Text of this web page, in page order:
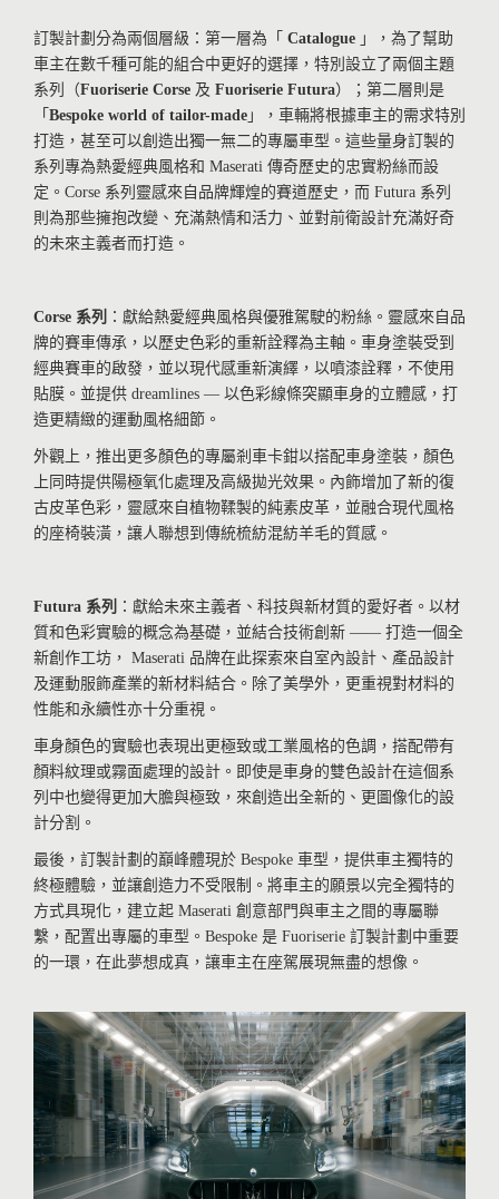
訂製計劃分為兩個層級：第一層為「 Catalogue 」，為了幫助
車主在數千種可能的組合中更好的選擇，特別設立了兩個主題
系列（Fuoriserie Corse 及 Fuoriserie Futura）；第二層則是
「 Bespoke world of tailor-made 」，車輛將根據車主的需求特別
打造，甚至可以創造出獨一無二的專屬車型。這些量身訂製的
系列專為熱愛經典風格和 Maserati 傳奇歷史的忠實粉絲而設
定。Corse 系列靈感來自品牌輝煌的賽道歷史，而 Futura 系列
則為那些擁抱改變、充滿熱情和活力、並對前衛設計充滿好奇
的未來主義者而打造。
Corse 系列
：獻給熱愛經典風格與優雅駕駛的粉絲。靈感來自品
牌的賽車傳承，以歷史色彩的重新詮釋為主軸。車身塗裝受到
經典賽車的啟發，並以現代感重新演繹，以噴漆詮釋，不使用
貼膜。並提供 dreamlines — 以色彩線條突顯車身的立體感，打
造更精緻的運動風格細節。
外觀上，推出更多顏色的專屬剎車卡鉗以搭配車身塗裝，顏色
上同時提供陽極氧化處理及高級拋光效果。內飾增加了新的復
古皮革色彩，靈感來自植物鞣製的純素皮革，並融合現代風格
的座椅裝潢，讓人聯想到傳統梳紡混紡羊毛的質感。
Futura 系列
：獻給未來主義者、科技與新材質的愛好者。以材
質和色彩實驗的概念為基礎，並結合技術創新 —— 打造一個全
新創作工坊， Maserati 品牌在此探索來自室內設計、產品設計
及運動服飾產業的新材料結合。除了美學外，更重視對材料的
性能和永續性亦十分重視。
車身顏色的實驗也表現出更極致或工業風格的色調，搭配帶有
顏料紋理或霧面處理的設計。即使是車身的雙色設計在這個系
列中也變得更加大膽與極致，來創造出全新的、更圖像化的設
計分割。
最後，訂製計劃的巔峰體現於 Bespoke 車型，提供車主獨特的
終極體驗，並讓創造力不受限制。將車主的願景以完全獨特的
方式具現化，建立起 Maserati 創意部門與車主之間的專屬聯
繫，配置出專屬的車型。Bespoke 是 Fuoriserie 訂製計劃中重要
的一環，在此夢想成真，讓車主在座駕展現無盡的想像。